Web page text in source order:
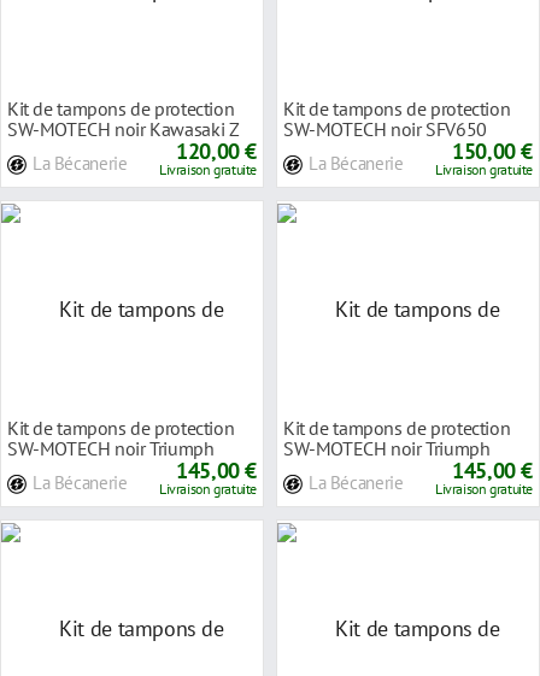
Kit de tampons de protection
SW-MOTECH noir Kawasaki Z
La Bécanerie 120,00 €
Livraison gratuite
Kit de tampons de protection
SW-MOTECH noir SFV650
La Bécanerie 150,00 €
Livraison gratuite
Kit de tampons de protection
SW-MOTECH noir Triumph
La Bécanerie 145,00 €
Livraison gratuite
Kit de tampons de protection
SW-MOTECH noir Triumph
La Bécanerie 145,00 €
Livraison gratuite